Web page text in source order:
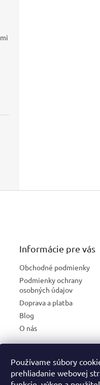
Používame súbory
prehliadanie webovej
Informácie pre vás
Obchodné podmienky
Podmienky ochrany
osobných údajov
Doprava a platba
Blog
O nás